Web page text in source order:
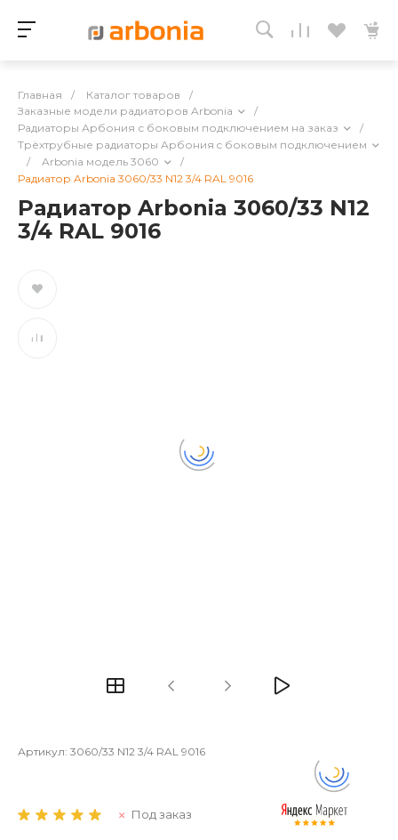
Главная / Каталог товаров
/
Заказные модели радиаторов Arbonia
/
Радиаторы Арбония с боковым подключением на заказ
/
Трёхтрубные радиаторы Арбония c боковым подключением
/
Arbonia модель 3060
/
Радиатор Arbonia 3060/33 N12 3/4 RAL 9016
Радиатор Arbonia 3060/33 N12
3/4 RAL 9016
Артикул: 3060/33 N12 3/4 RAL 9016
Под заказ